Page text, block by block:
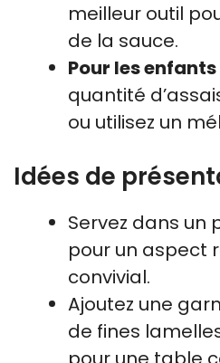
meilleur outil
de la sauce.
Pour les enfants
quantité
ou utilisez un
Idées de
Servez dans un
pour un aspect
convivial.
Ajoutez une
de fines